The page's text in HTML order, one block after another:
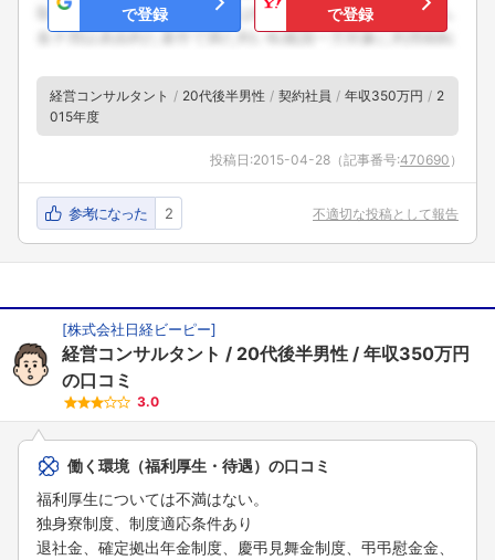
で登録
で登録
経営コンサルタント 20代後半男性 契約社員 年収350万円
2
015年度
投稿日:2015-04-28 （記事番号:470690 ）
参考になった 2 不適切な投稿として報告
[株式会社日経ビーピー]
経営コンサルタント 20代後半男性
年収350万円
の口コミ
3.0
働く環境（福利厚生・待遇）の口コミ
福利厚生については不満はない。
独身寮制度、制度適応条件あり
退社金、確定拠出年金制度、慶弔見舞金制度、弔弔慰金金、